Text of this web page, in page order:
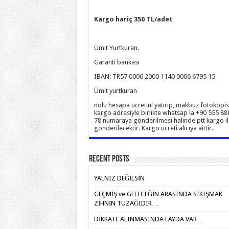
Kargo hariç 350 TL/adet
Ümit Yurtkuran.
Garanti bankası
IBAN: TR57 0006 2000 1140 0006 6795 15
Ümit yurtkuran
nolu hesapa ücretini yatırıp, makbuz
kargo adresiyle birlikte whatsap la +90 555
78 numaraya gönderilmesi halinde ptt kargo
gönderilecektir. Kargo ücreti alıcıya aittir.
Recent Posts
YALNIZ DEĞİLSİN
GEÇMİŞ ve GELECEĞİN ARASINDA SIKIŞMAK
ZİHNİN TUZAĞIDIR…
DİKKATE ALINMASINDA FAYDA VAR…